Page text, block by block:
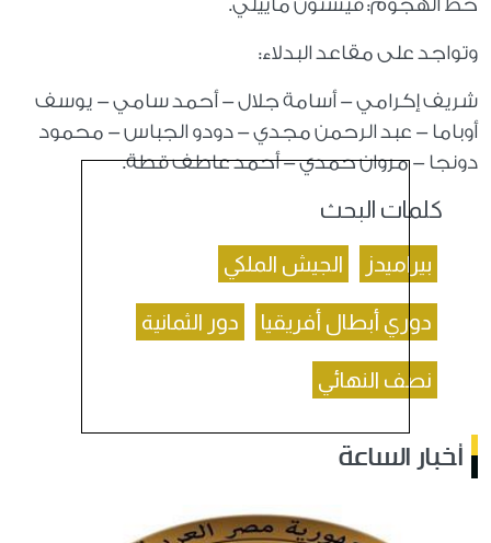
خط الهجوم: فيستون ماييلي.
وتواجد على مقاعد البدلاء:
شريف إكرامي - أسامة جلال - أحمد سامي - يوسف
أوباما - عبد الرحمن مجدي - دودو الجباس - محمود
دونجا - مروان حمدي - أحمد عاطف قطة.
كلمات البحث
بيراميدز الجيش الملكي
دوري أبطال أفريقيا دور الثمانية
نصف النهائي
أخبار الساعة